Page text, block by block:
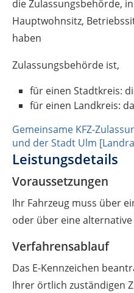
die Zulassungsbehörde,
Hauptwohnsitz,
haben
Zulassungsbehörde ist,
für einen Stadtkreis:
für einen Landkreis:
Gemeinsame KFZ-
und der Stadt Ulm
Leistungsdetails
Voraussetzungen
Ihr Fahrzeug muss über
oder über eine
Verfahrensablauf
Das E-Kennzeichen
Ihrer örtlich zuständigen